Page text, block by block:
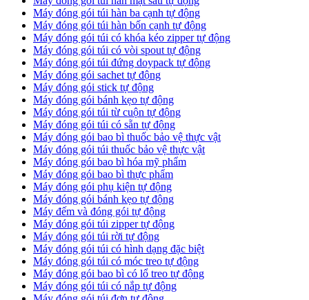
Máy đóng gói túi hàn ba cạnh tự động
Máy đóng gói túi hàn bốn cạnh tự động
Máy đóng gói túi có khóa kéo zipper tự động
Máy đóng gói túi có vòi spout tự động
Máy đóng gói túi đứng doypack tự động
Máy đóng gói sachet tự động
Máy đóng gói stick tự động
Máy đóng gói bánh kẹo tự động
Máy đóng gói túi từ cuộn tự động
Máy đóng gói túi có sẵn tự động
Máy đóng gói bao bì thuốc bảo vệ thực vật
Máy đóng gói túi thuốc bảo vệ thực vật
Máy đóng gói bao bì hóa mỹ phẩm
Máy đóng gói bao bì thực phẩm
Máy đóng gói phụ kiện tự động
Máy đóng gói bánh kẹo tự động
Máy đếm và đóng gói tự động
Máy đóng gói túi zipper tự động
Máy đóng gói túi rời tự động
Máy đóng gói túi có hình dạng đặc biệt
Máy đóng gói túi có móc treo tự động
Máy đóng gói bao bì có lổ treo tự động
Máy đóng gói túi có nắp tự động